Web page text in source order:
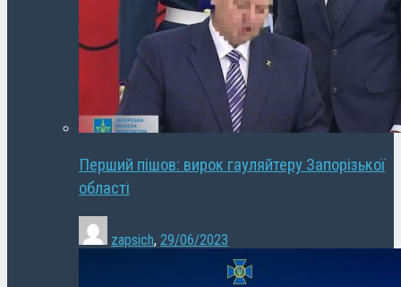
Перший пішов: вирок гауляйтеру Запорізької
області
zapsich, 29/06/2023